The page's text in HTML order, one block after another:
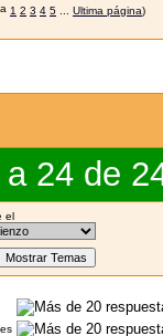
1 2 3 4 5 Ultima página)
24 de
el